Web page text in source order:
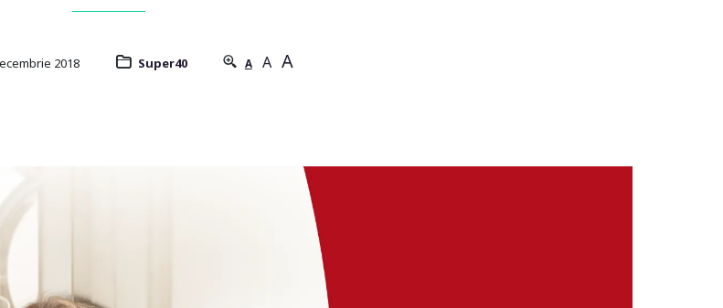
2018 Super40 A A A